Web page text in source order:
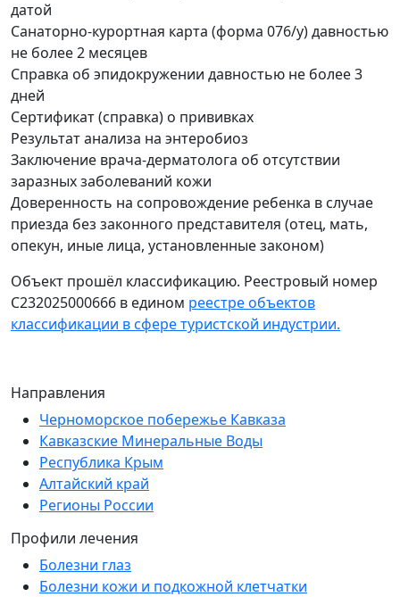
датой
Санаторно-курортная карта (форма 076/у) давностью
не более 2 месяцев
Справка об эпидокружении давностью не более 3
дней
Сертификат (справка) о прививках
Результат анализа на энтеробиоз
Заключение врача-дерматолога об отсутствии
заразных заболеваний кожи
Доверенность на сопровождение ребенка в случае
приезда без законного представителя (отец, мать,
опекун, иные лица, установленные законом)
Объект прошёл классификацию. Реестровый номер
С232025000666 в едином реестре объектов
классификации в сфере туристской индустрии.
Направления
Черноморское побережье Кавказа
Кавказские Минеральные Воды
Республика Крым
Алтайский край
Регионы России
Профили лечения
Болезни глаз
Болезни кожи и подкожной клетчатки